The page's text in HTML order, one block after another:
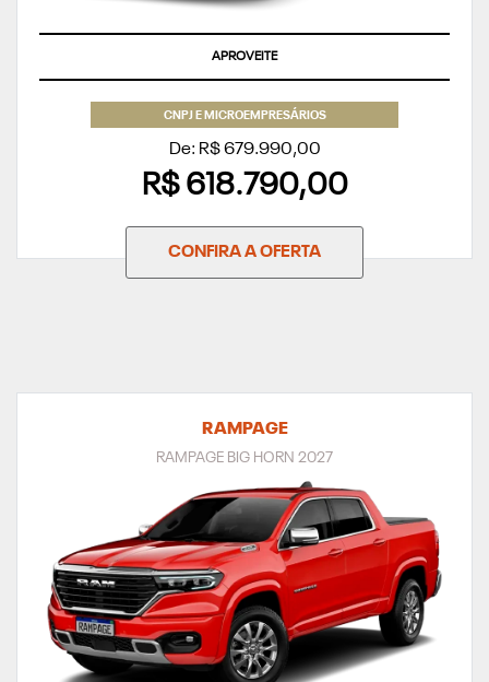
APROVEITE
CNPJ E MICROEMPRESÁRIOS
De: R$ 679.990,00
R$ 618.790,00
CONFIRA A OFERTA
RAMPAGE
RAMPAGE BIG HORN 2027